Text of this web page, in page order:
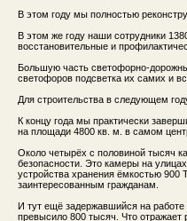
В этом году мы полностью
В этом же году наши сотрудники
восстановительные и
Большую часть светофорно-
светофоров подсветка их самих и
Для строительства в следующем
К концу года мы практически
на площади 4800 кв. м. в самом
Около четырёх с половиной тысяч
безопасности. Это камеры на
устройства хранения ёмкостью 900
заинтересованным гражданам.
И тут ещё задержавшийся на
превысило 800 тысяч. Что